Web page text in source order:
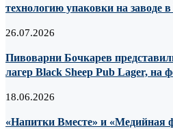
технологию упаковки на заводе в
26.07.2026
Пивоварни Бочкарев
лагер Black Sheep Pub Lager, на
18.06.2026
«Напитки Вместе» и «Медийная